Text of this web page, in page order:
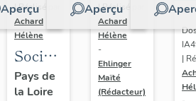
Aperçu
| Réalisé par
Achard
Hélène
Société
Anonyme
de
Pays de
la Loire
Aperçu
| Réalisé par
Achard
Hélène
-
Ehlinger
Maïté
(Rédacteur)
|